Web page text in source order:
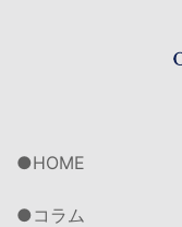
HOME
コラム